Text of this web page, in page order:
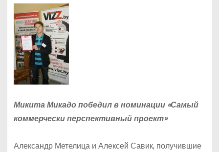
Микита Микадо победил в номинации «Самый
коммерчески перспективный проект»
Александр Метелица и Алексей Савик, получившие